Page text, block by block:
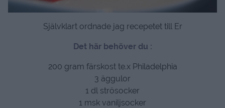
Självklart ordnade jag recepetet till Er
Det här behöver du :
200 gram färskost te.x Philadelphia
3 äggulor
1 dl strösocker
1 msk vaniljsocker